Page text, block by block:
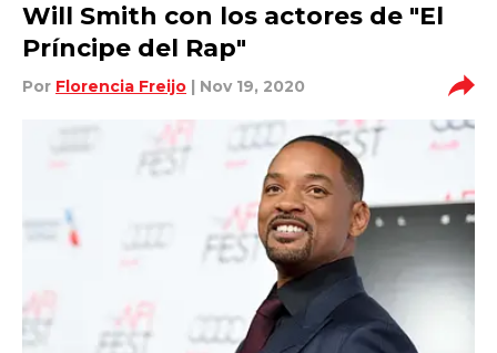
Will Smith con los actores de "El
Príncipe del Rap"
Por Florencia Freijo | Nov 19, 2020